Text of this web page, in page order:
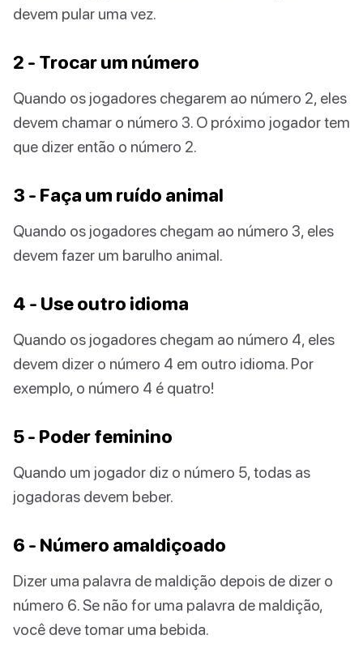
devem pular uma vez.
2 - Trocar um número
Quando os jogadores chegarem ao número 2, eles
devem chamar o número 3. O próximo jogador tem
que dizer então o número 2.
3 - Faça um ruído animal
Quando os jogadores chegam ao número 3, eles
devem fazer um barulho animal.
4 - Use outro idioma
Quando os jogadores chegam ao número 4, eles
devem dizer o número 4 em outro idioma. Por
exemplo, o número 4 é quatro!
5 - Poder feminino
Quando um jogador diz o número 5, todas as
jogadoras devem beber.
6 - Número amaldiçoado
Dizer uma palavra de maldição depois de dizer o
número 6. Se não for uma palavra de maldição,
você deve tomar uma bebida.